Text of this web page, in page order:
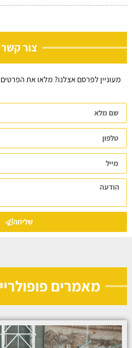
צור קשר
מעוניין לפרסם אצלנו? מלאו את
שליחה
מאמרים